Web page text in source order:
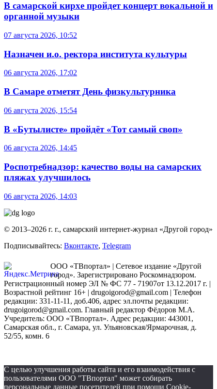
В самарской кирхе пройдет концерт вокальной и
органной музыки
07 августа 2026, 10:52
Назначен и.о. ректора института культуры
06 августа 2026, 17:02
В Самаре отметят День физкультурника
06 августа 2026, 15:54
В «Бутылисте» пройдёт «Тот самый своп»
06 августа 2026, 14:45
Роспотребнадзор: качество воды на самарских
пляжах улучшилось
06 августа 2026, 14:03
© 2013–2026 г. г., самарский интернет-журнал «Другой город»
Подписывайтесь: Вконтакте, Telegram
ООО «ТВпортал» | Сетевое издание «Другой
город». Зарегистрировано Роскомнадзором.
Регистрационный номер ЭЛ № ФС 77 - 71907от 13.12.2017 г. |
Возрастной рейтинг 16+ | drugoigorod@gmail.com | Телефон
редакции: 331-11-11, доб.406, адрес эл.почты редакции:
drugoigorod@gmail.com. Главный редактор Фёдоров М.А.
Учредитель: ООО «ТВпортал». Адрес редакции: 443001,
Самарская обл., г. Самара, ул. Ульяновская/Ярмарочная, д.
52/55, комн. 6
С целью улучшения работы сайта и его взаимодействия с
пользователями ООО "ТВпортал" может собирать
персональные данные посетителей при помощи Cookie-